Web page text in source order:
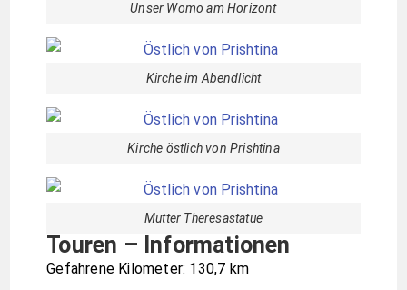
Unser Womo am Horizont
Kirche im Abendlicht
Kirche östlich von Prishtina
Mutter Theresastatue
Touren – Informationen
Gefahrene Kilometer: 130,7 km